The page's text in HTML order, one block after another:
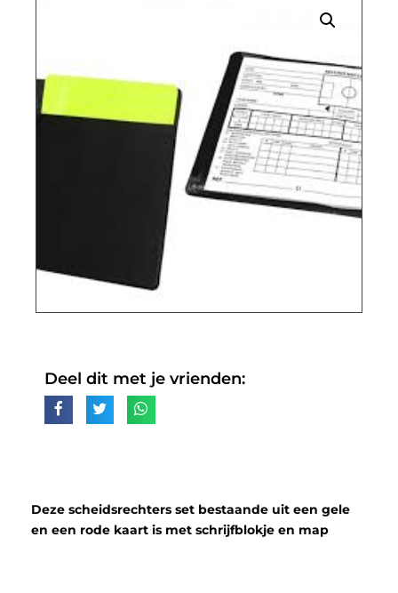
Deel dit met je vrienden:
Deze scheidsrechters set bestaande uit een gele
en een rode kaart is met schrijfblokje en map